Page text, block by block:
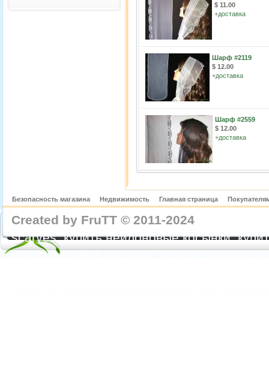
$ 11.00
+доставка
Шарф #2119
$ 12.00
+доставка
Шарф #2559
$ 12.00
+доставка
Безопасность магазина Недвижимость Главная страница
Created by FruTT © 2011-2024
scarves, купить нейлоновые косынки,
купить газовые косынки, купить